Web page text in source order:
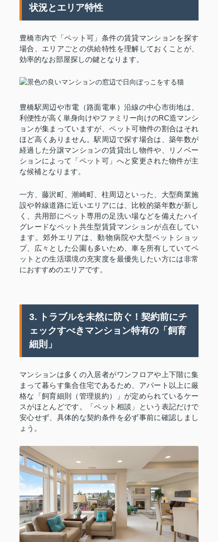
状況とエリア特性
豊橋市内で「ペット可」条件の賃貸マンションを探す
場合、エリアごとの供給特性を理解しておくことが、
効率的なお部屋探しの鍵となります。
豊橋駅周辺や市電（路面電車）沿線の中心市街地は、
利便性が高く単身向けやファミリー向けのRC造マンシ
ョンが集まっていますが、ペット可物件の割合はそれ
ほど高くありません。駅周辺で探す場合は、築年数が
経過した分譲マンションの賃貸出し物件や、リノベー
ションによって「ペット可」へと変更された物件が主
な候補となります。
一方、藤沢町、潮崎町、柱周辺といった、大型商業施
設や幹線道路に近いエリアには、比較的築年数が新し
く、共用部にペット専用の足洗い場などを備えたハイ
グレードなペット共生型賃貸マンションが点在してい
ます。郊外エリアは、動物病院や大型ペットショッ
プ、広々とした公園も多いため、車を所有していてペ
ットとの生活環境の充実度を最優先したい方には非常
におすすめのエリアです。
3. トラブルを未然に防ぐ！契約前にチ
ェックすべきマンション特有の「飼育
細則」
マンションは多くの入居者がワンフロアや上下階に集
まって暮らす集合住宅であるため、アパート以上に厳
格な「飼育細則（管理規約）」が定められているケー
スがほとんどです。「ペット相談」という表記だけで
安心せず、具体的な契約条件を必ず事前に確認しまし
ょう。